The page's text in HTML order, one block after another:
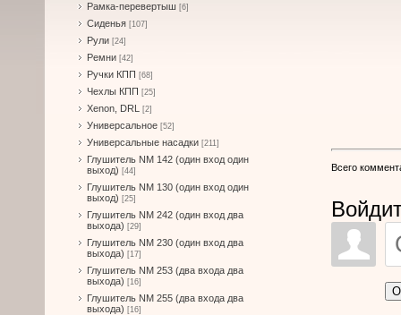
Рамка-перевертыш [6]
Сиденья [107]
Рули [24]
Ремни [42]
Ручки КПП [68]
Чехлы КПП [25]
Xenon, DRL [2]
Универсальное [52]
Универсальные насадки [211]
Глушитель NM 142 (один вход один
выход) [44]
Глушитель NM 130 (один вход один
выход) [25]
Глушитель NM 242 (один вход два
выхода) [29]
Глушитель NM 230 (один вход два
выхода) [17]
Глушитель NM 253 (два входа два
выхода) [16]
Глушитель NM 255 (два входа два
выхода) [16]
Всего